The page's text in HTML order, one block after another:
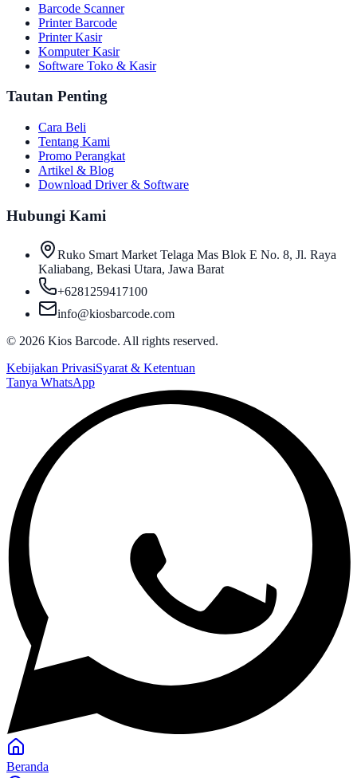
Barcode Scanner
Printer Barcode
Printer Kasir
Komputer Kasir
Software Toko & Kasir
Tautan Penting
Cara Beli
Tentang Kami
Promo Perangkat
Artikel & Blog
Download Driver & Software
Hubungi Kami
Ruko Smart Market Telaga Mas Blok E No. 8, Jl. Raya
Kaliabang, Bekasi Utara, Jawa Barat
+6281259417100
info@kiosbarcode.com
© 2026 Kios Barcode. All rights reserved.
Kebijakan PrivasiSyarat & Ketentuan
Tanya WhatsApp
Beranda